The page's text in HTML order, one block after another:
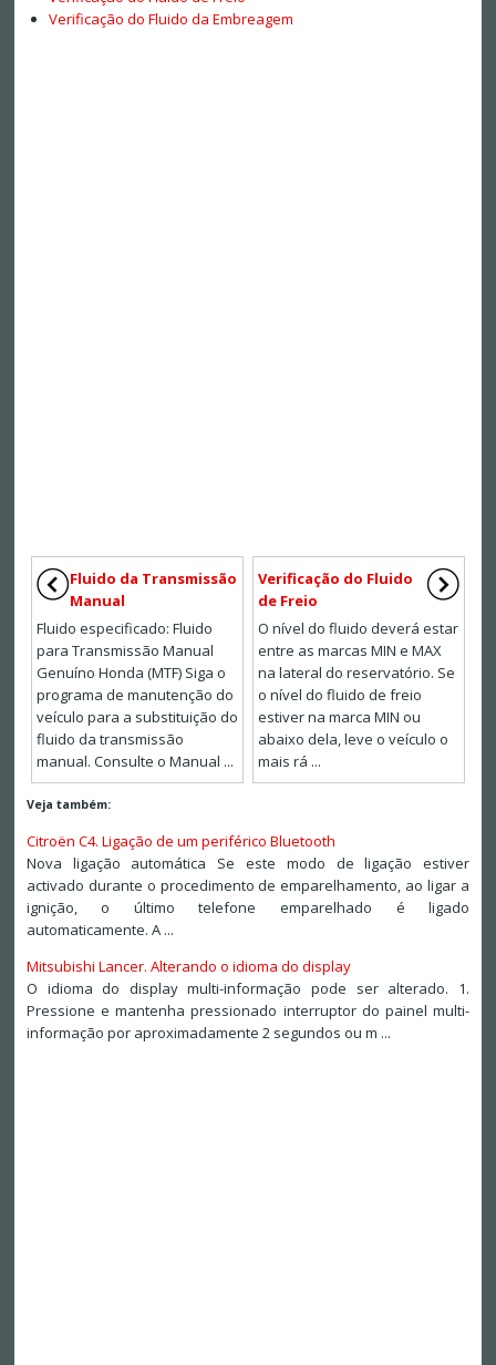
Verificação do Fluido da Embreagem
Fluido da Transmissão
Manual
Fluido especificado: Fluido
para Transmissão Manual
Genuíno Honda (MTF) Siga o
programa de manutenção do
veículo para a substituição do
fluido da transmissão
manual. Consulte o Manual ...
Verificação do Fluido
de Freio
O nível do fluido deverá estar
entre as marcas MIN e MAX
na lateral do reservatório. Se
o nível do fluido de freio
estiver na marca MIN ou
abaixo dela, leve o veículo o
mais rá ...
Veja também:
Citroën C4. Ligação de um periférico Bluetooth
Nova ligação automática Se este modo de ligação estiver
activado durante o procedimento de emparelhamento, ao ligar a
ignição, o último telefone emparelhado é ligado
automaticamente. A ...
Mitsubishi Lancer. Alterando o idioma do display
O idioma do display multi-informação pode ser alterado. 1.
Pressione e mantenha pressionado interruptor do painel multi-
informação por aproximadamente 2 segundos ou m ...